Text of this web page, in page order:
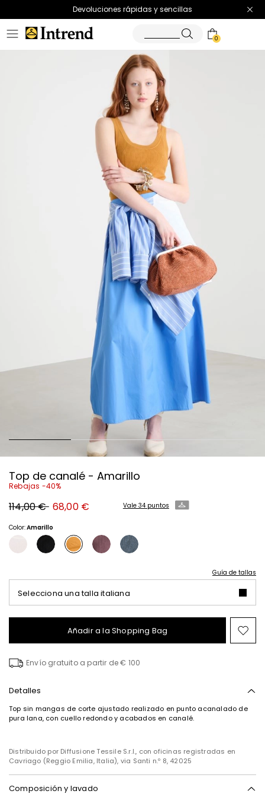
Devoluciones rápidas y sencillas
0
Top de canalé - Amarillo
Rebajas -40%
Precio
original
€
114,00 € Precio
nuevo
€
68,00 € Vale 34 puntos
Color:Amarillo
Guía de tallas
Selecciona una talla italiana
Añadir a la Shopping Bag
en
Envío gratuito a partir de € 100
Detalles
Top sin mangas de corte ajustado realizado en punto acanalado de
pura lana, con cuello redondo y acabados en canalé.
Distribuido por Diffusione Tessile S.r.l., con oficinas registradas en
Cavriago (Reggio Emilia, Italia), via Santi n.º 8, 42025
Composición y lavado